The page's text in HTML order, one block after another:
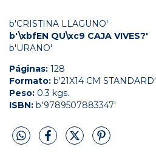
b'CRISTINA LLAGUNO'
b'\xbfEN QU\xc9 CAJA VIVES?'
b'URANO'
Páginas: 128
Formato: b'21X14 CM STANDARD'
Peso: 0.3 kgs.
ISBN: b'9789507883347'